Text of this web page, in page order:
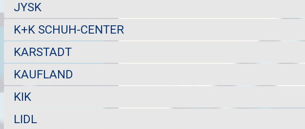
JYSK
K+K SCHUH-CENTER
KARSTADT
KAUFLAND
KIK
LIDL